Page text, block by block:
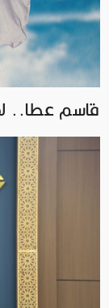
قاسم عطا..